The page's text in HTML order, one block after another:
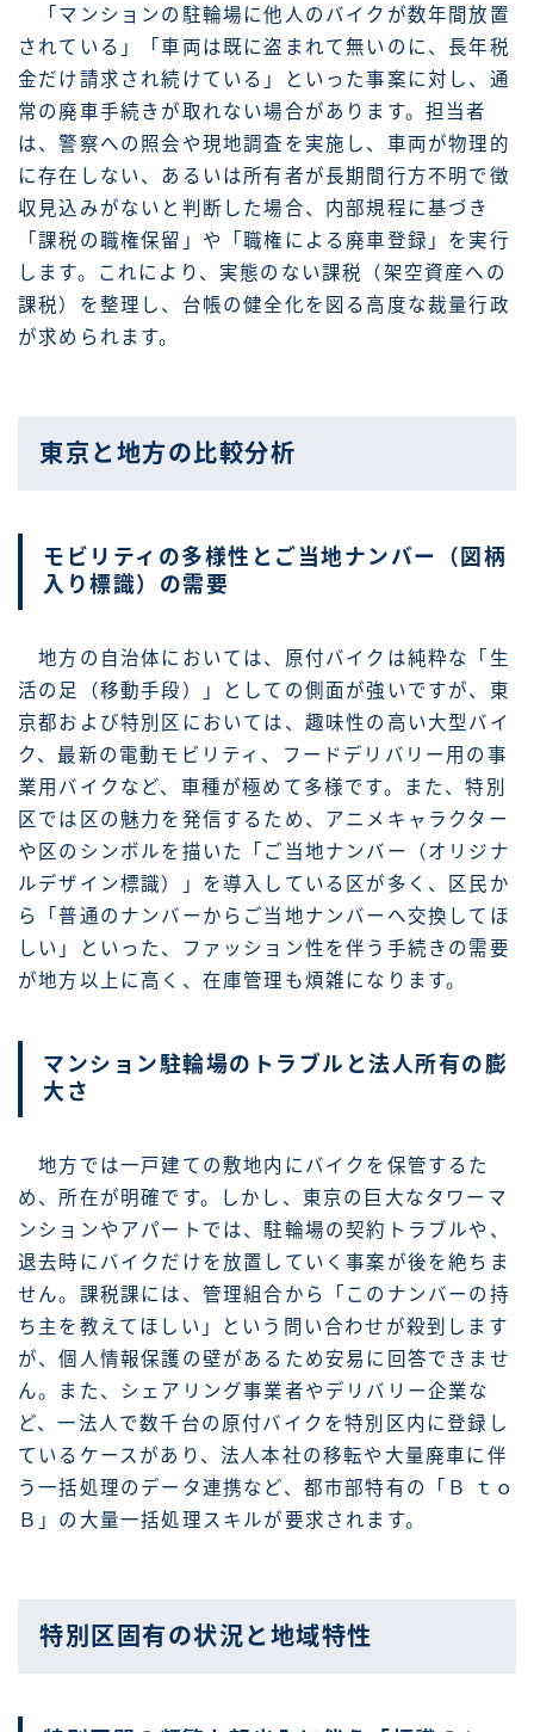
「マンションの駐輪場に他人のバイクが数年間放置
されている」「車両は既に盗まれて無いのに、長年税
金だけ請求され続けている」といった事案に対し、通
常の廃車手続きが取れない場合があります。担当者
は、警察への照会や現地調査を実施し、車両が物理的
に存在しない、あるいは所有者が長期間行方不明で徴
収見込みがないと判断した場合、内部規程に基づき
「課税の職権保留」や「職権による廃車登録」を実行
します。これにより、実態のない課税（架空資産への
課税）を整理し、台帳の健全化を図る高度な裁量行政
が求められます。
東京と地方の比較分析
モビリティの多様性とご当地ナンバー（図柄
入り標識）の需要
地方の自治体においては、原付バイクは純粋な「生
活の足（移動手段）」としての側面が強いですが、東
京都および特別区においては、趣味性の高い大型バイ
ク、最新の電動モビリティ、フードデリバリー用の事
業用バイクなど、車種が極めて多様です。また、特別
区では区の魅力を発信するため、アニメキャラクター
や区のシンボルを描いた「ご当地ナンバー（オリジナ
ルデザイン標識）」を導入している区が多く、区民か
ら「普通のナンバーからご当地ナンバーへ交換してほ
しい」といった、ファッション性を伴う手続きの需要
が地方以上に高く、在庫管理も煩雑になります。
マンション駐輪場のトラブルと法人所有の膨
大さ
地方では一戸建ての敷地内にバイクを保管するた
め、所在が明確です。しかし、東京の巨大なタワーマ
ンションやアパートでは、駐輪場の契約トラブルや、
退去時にバイクだけを放置していく事案が後を絶ちま
せん。課税課には、管理組合から「このナンバーの持
ち主を教えてほしい」という問い合わせが殺到します
が、個人情報保護の壁があるため安易に回答できませ
ん。また、シェアリング事業者やデリバリー企業な
ど、一法人で数千台の原付バイクを特別区内に登録し
ているケースがあり、法人本社の移転や大量廃車に伴
う一括処理のデータ連携など、都市部特有の「Ｂ ｔｏ
Ｂ」の大量一括処理スキルが要求されます。
特別区固有の状況と地域特性